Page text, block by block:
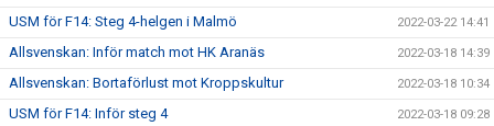
USM för F14: Steg 4-helgen i Malmö 2022-03-22 14:41
Allsvenskan: Inför match mot HK Aranäs 2022-03-18 14:39
Allsvenskan: Bortaförlust mot Kroppskultur 2022-03-18 10:34
USM för F14: Inför steg 4 2022-03-18 09:28